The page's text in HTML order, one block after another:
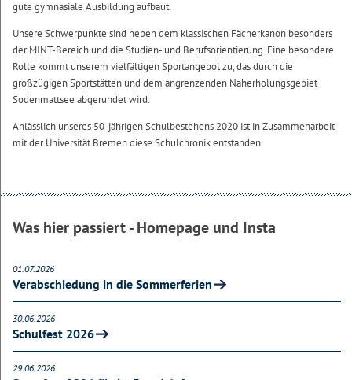
gute gymnasiale Ausbildung aufbaut.
Unsere Schwerpunkte sind neben dem klassischen Fächerkanon besonders
der MINT-Bereich und die Studien- und Berufsorientierung. Eine besondere
Rolle kommt unserem vielfältigen Sportangebot zu, das durch die
großzügigen Sportstätten und dem angrenzenden Naherholungsgebiet
Sodenmattsee abgerundet wird.
Anlässlich unseres 50-jährigen Schulbestehens 2020 ist in Zusammenarbeit
mit der Universität Bremen diese Schulchronik entstanden.
Was hier passiert - Homepage und Insta
01.07.2026
Verabschiedung in die Sommerferien
30.06.2026
Schulfest 2026
29.06.2026